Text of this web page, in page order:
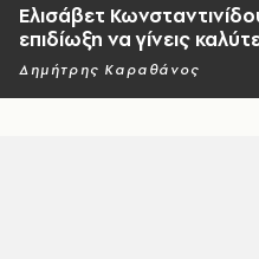
Ελισάβετ
επιδίωξη να γίνεις
Δημήτρης Καραθάνος